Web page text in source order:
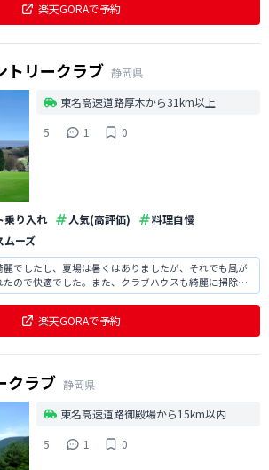
楽天GORAで予約
トリークラブ 静岡県
東名高速道路厚木から31km以上
5
1 0
乗り入れ 人気(高評価)
料理自慢
ムーズ
でしたし、夏場は暑くはありましたが、それでも風が
ので快適でした。また、クラブハウスも綺麗に掃除を
たし、食事もリーズナブルで美味しく満足でした。
楽天GORAで予約
クラブ 静岡県
東名高速道路御殿場から15km以内
5
1 0